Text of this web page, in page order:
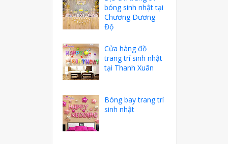
bóng sinh nhật tại
Chương Dương
Độ
Cửa hàng đồ
trang trí sinh nhật
tại Thanh Xuân
Bóng bay trang trí
sinh nhật